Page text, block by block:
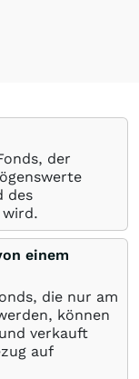
der
des
wird.
einem
die nur am
können
verkauft
auf